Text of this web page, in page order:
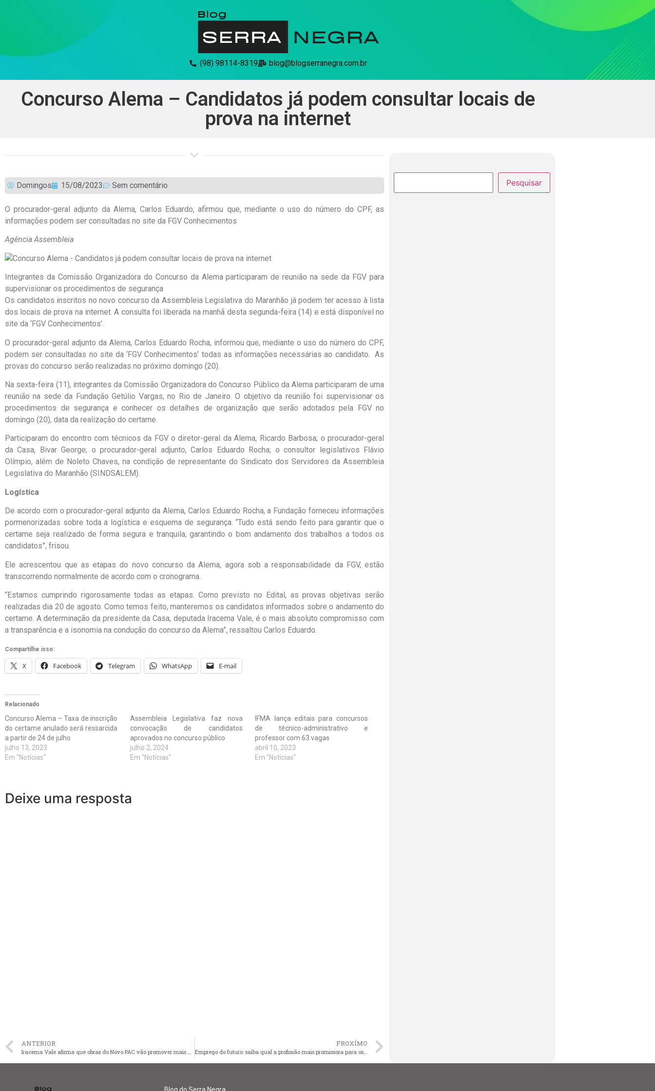
(98) 98114-8319 blog@blogserranegra.com.br
Concurso Alema – Candidatos já podem consultar locais de
prova na internet
Domingos 15/08/2023 Sem comentário
O procurador-geral adjunto da Alema, Carlos Eduardo, afirmou que, mediante o uso do número do CPF, as
informações podem ser consultadas no site da FGV Conhecimentos
Agência Assembleia
Integrantes da Comissão Organizadora do Concurso da Alema participaram de reunião na sede da FGV para
supervisionar os procedimentos de segurança
Os candidatos inscritos no novo concurso da Assembleia Legislativa do Maranhão já podem ter acesso à lista
dos locais de prova na internet. A consulta foi liberada na manhã desta segunda-feira (14) e está disponível no
site da ‘FGV Conhecimentos’.
O procurador-geral adjunto da Alema, Carlos Eduardo Rocha, informou que, mediante o uso do número do CPF,
podem ser consultadas no site da ‘FGV Conhecimentos’ todas as informações necessárias ao candidato. As
provas do concurso serão realizadas no próximo domingo (20).
Na sexta-feira (11), integrantes da Comissão Organizadora do Concurso Público da Alema participaram de uma
reunião na sede da Fundação Getúlio Vargas, no Rio de Janeiro. O objetivo da reunião foi supervisionar os
procedimentos de segurança e conhecer os detalhes de organização que serão adotados pela FGV no
domingo (20), data da realização do certame.
Participaram do encontro com técnicos da FGV o diretor-geral da Alema, Ricardo Barbosa; o procurador-geral
da Casa, Bivar George; o procurador-geral adjunto, Carlos Eduardo Rocha; o consultor legislativos Flávio
Olímpio, além de Noleto Chaves, na condição de representante do Sindicato dos Servidores da Assembleia
Legislativa do Maranhão (SINDSALEM).
Logística
De acordo com o procurador-geral adjunto da Alema, Carlos Eduardo Rocha, a Fundação forneceu informações
pormenorizadas sobre toda a logística e esquema de segurança. “Tudo está sendo feito para garantir que o
certame seja realizado de forma segura e tranquila, garantindo o bom andamento dos trabalhos a todos os
candidatos”, frisou.
Ele acrescentou que as etapas do novo concurso da Alema, agora sob a responsabilidade da FGV, estão
transcorrendo normalmente de acordo com o cronograma.
“Estamos cumprindo rigorosamente todas as etapas. Como previsto no Edital, as provas objetivas serão
realizadas dia 20 de agosto. Como temos feito, manteremos os candidatos informados sobre o andamento do
certame. A determinação da presidente da Casa, deputada Iracema Vale, é o mais absoluto compromisso com
a transparência e a isonomia na condução do concurso da Alema”, ressaltou Carlos Eduardo.
Compartilhe isso:
X Facebook Telegram WhatsApp E-mail
Relacionado
Concurso Alema – Taxa de inscrição
do certame anulado será ressarcida
a partir de 24 de julho
julho 13, 2023
Em "Notícias"
Assembleia Legislativa faz nova
convocação de candidatos
aprovados no concurso público
julho 2, 2024
Em "Notícias"
IFMA lança editais para concursos
de técnico-administrativo e
professor com 63 vagas
abril 10, 2023
Em "Notícias"
Deixe uma resposta
ANTERIOR
Iracema Vale afirma que obras do Novo PAC vão promover mais qualidade de vida à população
PROXÍMO
Emprego do futuro: saiba qual a profissão mais promissora para os próximos 5 anos
Pesquisar